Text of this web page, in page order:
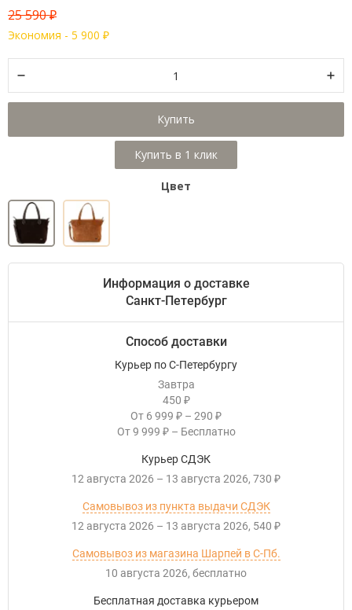
25 590₽
Экономия - 5 900 ₽
Купить
Цвет
Информация о доставке
Санкт-Петербург
Способ доставки
Курьер по С-Петербургу
Завтра
450 ₽
От 6 999 ₽ – 290 ₽
От 9 999 ₽ – Бесплатно
Курьер СДЭК
12 августа 2026 – 13 августа 2026 730 ₽
Самовывоз из пункта выдачи СДЭК
12 августа 2026 – 13 августа 2026 540 ₽
Самовывоз из магазина Шарпей в С-Пб.
10 августа 2026
Бесплатно
Бесплатная доставка курьером